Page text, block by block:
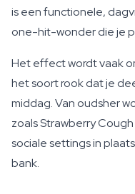
is een functionele,
one-hit-wonder die je
Het effect wordt vaak
het soort rook dat je
middag. Van oudsher
zoals Strawberry
sociale settings in
bank.